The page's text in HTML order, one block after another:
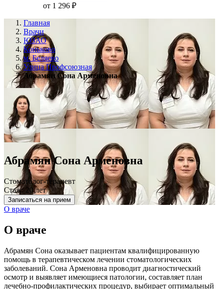
от 1 296 ₽
Главная
Врачи
ЮЗАО
Коньково
м. Беляево
Улица Профсоюзная
Абрамян Сона Арменовна
Абрамян Сона Арменовна
Стоматолог-терапевт
Стаж: 20 лет
Записаться на прием
О враче
О враче
Абрамян Сона оказывает пациентам квалифицированную
помощь в терапевтическом лечении стоматологических
заболеваний. Сона Арменовна проводит диагностический
осмотр и выявляет имеющиеся патологии, составляет план
лечебно-профилактических процедур, выбирает оптимальный